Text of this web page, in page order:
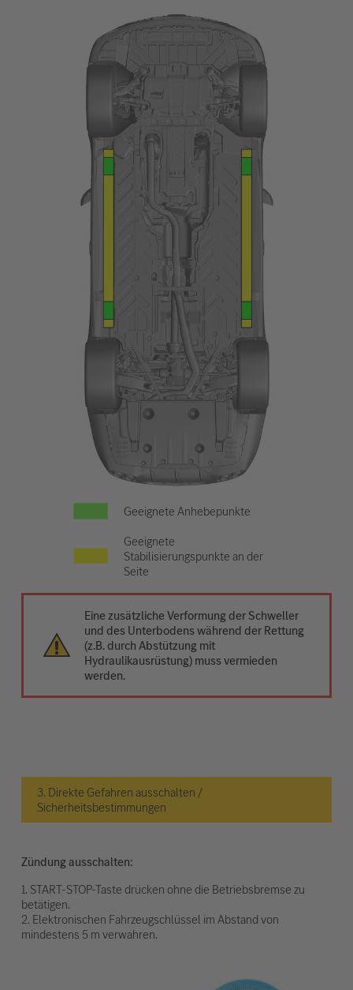
Geeignete Anhebepunkte
Geeignete
Stabilisierungspunkte an der
Seite
Eine zusätzliche Verformung der Schweller
und des Unterbodens während der Rettung
(z.B. durch Abstützung mit
Hydraulikausrüstung) muss vermieden
werden.
3. Direkte Gefahren ausschalten /
Sicherheitsbestimmungen
Zündung ausschalten:
1. START-STOP-Taste drücken ohne die Betriebsbremse zu
betätigen.
2. Elektronischen Fahrzeugschlüssel im Abstand von
mindestens 5 m verwahren.